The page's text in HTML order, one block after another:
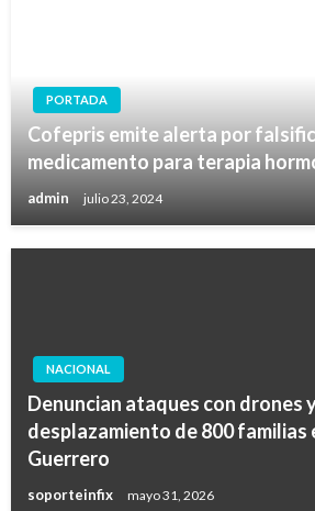
PORTADA
Cofepris emite alerta por
medicamento para terapia
admin julio 23, 2024
NACIONAL
Denuncian ataques con drones
desplazamiento de 800 familias
Guerrero
soporteinfix mayo 31, 2026